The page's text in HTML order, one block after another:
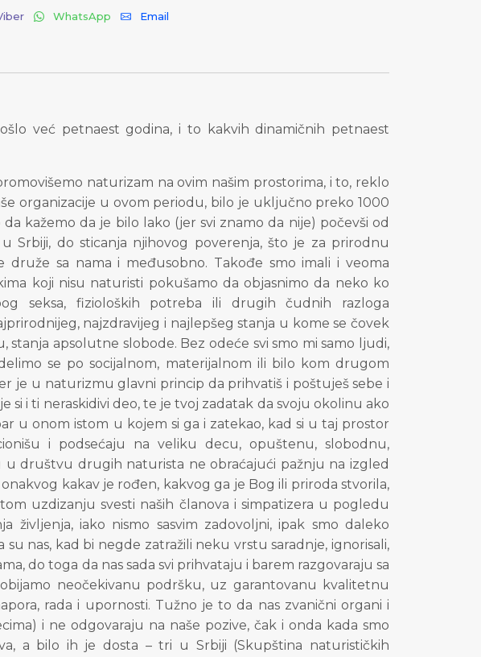
WhatsApp Email
već petnaest godina, i to kakvih dinamičnih petnaest
naturizam na ovim našim prostorima, i to, reklo
organizacije u ovom periodu, bilo je uključno preko 1000
kažemo da je bilo lako (jer svi znamo da nije) počevši od
do sticanja njihovog poverenja, što je za prirodnu
sa nama i međusobno. Takođe smo imali i veoma
koji nisu naturisti pokušamo da objasnimo da neko ko
seksa, fizioloških potreba ili drugih čudnih razloga
najzdravijeg i najlepšeg stanja u kome se čovek
stanja apsolutne slobode. Bez odeće svi smo mi samo ljudi,
se po socijalnom, materijalnom ili bilo kom drugom
je u naturizmu glavni princip da prihvatiš i poštuješ sebe i
si i ti neraskidivi deo, te je tvoj zadatak da svoju okolinu ako
u onom istom u kojem si ga i zatekao, kad si u taj prostor
i podsećaju na veliku decu, opuštenu, slobodnu,
u društvu drugih naturista ne obraćajući pažnju na izgled
kakav je rođen, kakvog ga je Bog ili priroda stvorila,
uzdizanju svesti naših članova i simpatizera u pogledu
življenja, iako nismo sasvim zadovoljni, ipak smo daleko
nas, kad bi negde zatražili neku vrstu saradnje, ignorisali,
do toga da nas sada svi prihvataju i barem razgovaraju sa
neočekivanu podršku, uz garantovanu kvalitetnu
rada i upornosti. Tužno je to da nas zvanični organi i
i ne odgovaraju na naše pozive, čak i onda kada smo
a bilo ih je dosta – tri u Srbiji (Skupština naturističkih